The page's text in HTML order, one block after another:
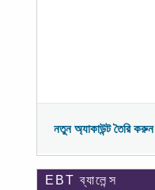
নতুন অ্যাকাউন্ট তৈরি করুন
EBT ব্যালেন্স